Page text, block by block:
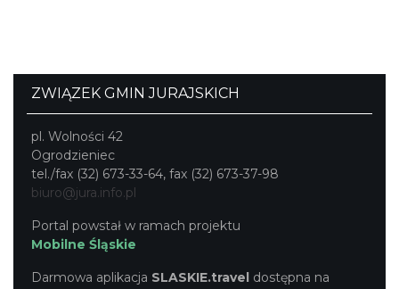
ZWIĄZEK GMIN JURAJSKICH
pl. Wolności 42
Ogrodzieniec
tel./fax (32) 673-33-64, fax (32) 673-37-98
biuro@jura.info.pl
Portal powstał w ramach projektu
Mobilne Śląskie
Darmowa aplikacja SLASKIE.travel dostępna na